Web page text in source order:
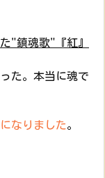
"鎮魂歌"『紅』
た。本当に魂で
なりました。